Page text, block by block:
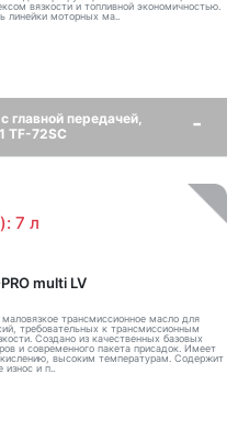
вязкости и топливной экономичностью.
линейки моторных ма..
главной передачей,
TF-72SC
7 л
multi LV
трансмиссионное масло для
требовательных к трансмиссионным
Создано из качественных базовых
и современного пакета присадок. Имеет
высоким температурам. Содержит
и п..